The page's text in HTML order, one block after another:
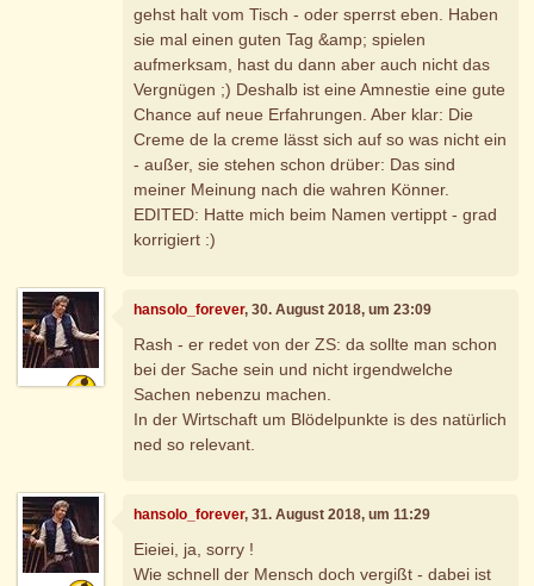
gehst halt vom Tisch - oder sperrst eben. Haben
sie mal einen guten Tag &amp; spielen
aufmerksam, hast du dann aber auch nicht das
Vergnügen ;) Deshalb ist eine Amnestie eine gute
Chance auf neue Erfahrungen. Aber klar: Die
Creme de la creme lässt sich auf so was nicht ein
- außer, sie stehen schon drüber: Das sind
meiner Meinung nach die wahren Könner.
EDITED: Hatte mich beim Namen vertippt - grad
korrigiert :)
hansolo_forever, 30. August 2018, um 23:09
Rash - er redet von der ZS: da sollte man schon
bei der Sache sein und nicht irgendwelche
Sachen nebenzu machen.
In der Wirtschaft um Blödelpunkte is des natürlich
ned so relevant.
hansolo_forever, 31. August 2018, um 11:29
Eieiei, ja, sorry !
Wie schnell der Mensch doch vergißt - dabei ist